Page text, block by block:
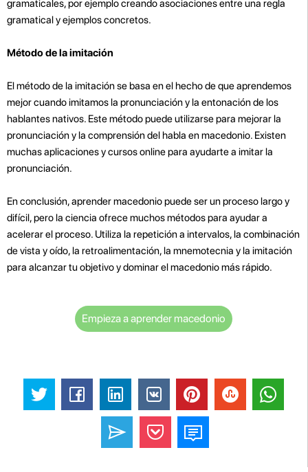
gramaticales, por ejemplo creando asociaciones entre una regla
gramatical y ejemplos concretos.
Método de la imitación
El método de la imitación se basa en el hecho de que aprendemos
mejor cuando imitamos la pronunciación y la entonación de los
hablantes nativos. Este método puede utilizarse para mejorar la
pronunciación y la comprensión del habla en macedonio. Existen
muchas aplicaciones y cursos online para ayudarte a imitar la
pronunciación.
En conclusión, aprender macedonio puede ser un proceso largo y
difícil, pero la ciencia ofrece muchos métodos para ayudar a
acelerar el proceso. Utiliza la repetición a intervalos, la combinación
de vista y oído, la retroalimentación, la mnemotecnia y la imitación
para alcanzar tu objetivo y dominar el macedonio más rápido.
Empieza a aprender macedonio